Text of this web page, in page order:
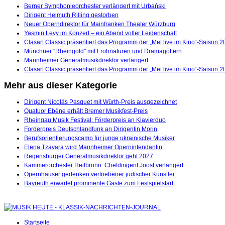
Berner Symphonieorchester verlängert mit Urbański
Dirigent Helmuth Rilling gestorben
Neuer Operndirektor für Mainfranken Theater Würzburg
Yasmin Levy im Konzert – ein Abend voller Leidenschaft
Clasart Classic präsentiert das Programm der „Met live im Kino“-Saison
Münchner "Rheingold" mit Frohnaturen und Dramagöttern
Mannheimer Generalmusikdirektor verlängert
Clasart Classic präsentiert das Programm der „Met live im Kino“-Saison
Mehr aus dieser Kategorie
Dirigent Nicolás Pasquet mit Würth-Preis ausgezeichnet
Quatuor Ebène erhält Bremer Musikfest-Preis
Rheingau Musik Festival: Förderpreis an Klavierduo
Förderpreis Deutschlandfunk an Dirigentin Morin
Berufsorientierungscamp für junge ukrainische Musiker
Elena Tzavara wird Mannheimer Opernintendantin
Regensburger Generalmusikdirektor geht 2027
Kammerorchester Heilbronn: Chefdirigent Joost verlängert
Opernhäuser gedenken vertriebener jüdischer Künstler
Bayreuth erwartet prominente Gäste zum Festspielstart
Startseite